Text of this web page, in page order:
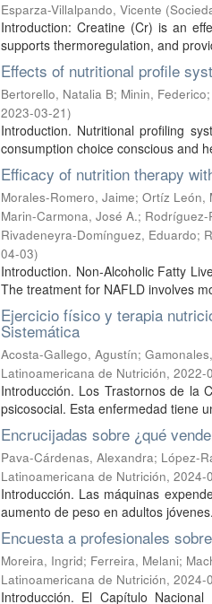
Esparza-Villalpando, Vicente (
Introduction: Creatine (Cr) is an
supports thermoregulation, and
Effects of nutritional profile
Bertorello, Natalia B; Minin, Federico;
2023-03-21)
Introduction. Nutritional profiling
consumption choice conscious and
Efficacy of nutrition therapy
Morales-Romero, Jaime; Ortíz León,
Marin-Carmona, José A.; Rodríguez-
Rivadeneyra-Domínguez, Eduardo;
04-03)
Introduction. Non-Alcoholic Fatty
The treatment for NAFLD involves
Ejercicio físico y terapia
Sistemática
Acosta-Gallego, Agustín;
Latinoamericana de Nutrición, 2022-
Introducción. Los Trastornos de la
psicosocial. Esta enfermedad tiene
Encrucijadas sobre ¿qué
Pava-Cárdenas, Alexandra; López-
Latinoamericana de Nutrición, 2024-
Introducción. Las máquinas
aumento de peso en adultos
Encuesta a profesionales
Moreira, Ingrid; Ferreira, Melani;
Latinoamericana de Nutrición, 2024-
Introducción. El Capítulo